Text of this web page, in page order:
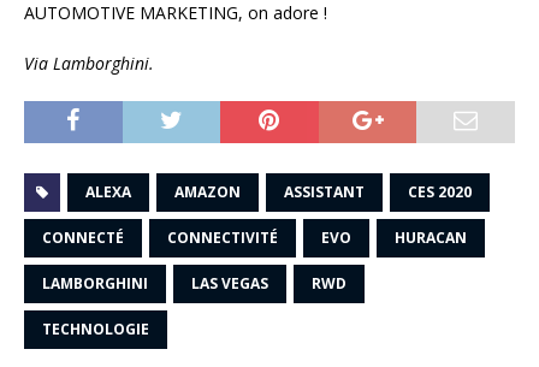
AUTOMOTIVE MARKETING, on adore !
Via Lamborghini.
ALEXA AMAZON ASSISTANT CES 2020
CONNECTÉ CONNECTIVITÉ EVO HURACAN
LAMBORGHINI LAS VEGAS RWD
TECHNOLOGIE